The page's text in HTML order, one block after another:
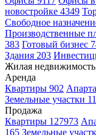
новостройке 4349
Свободное
Производственные
383 Готовый бизнес
Здания 203
Жилая недвижимость
Аренда
Квартиры 902
Земельные участки 11
Продажа
Квартиры 127973
165 Земельные